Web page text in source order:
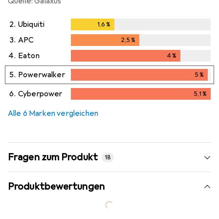
2. Ubiquiti 1,6%
3. APC 2,5%
4. Eaton 4%
5. Powerwalker 5%
5%
6. Cyberpower 5,1%
Alle 6 Marken vergleichen
Fragen zum Produkt 18
Produktbewertungen